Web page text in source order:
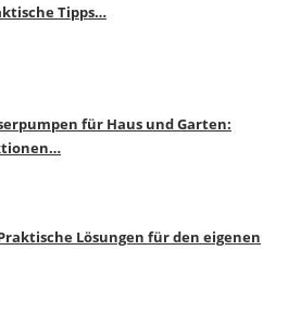
Tipps…
für Haus und Garten:
Lösungen für den eigenen